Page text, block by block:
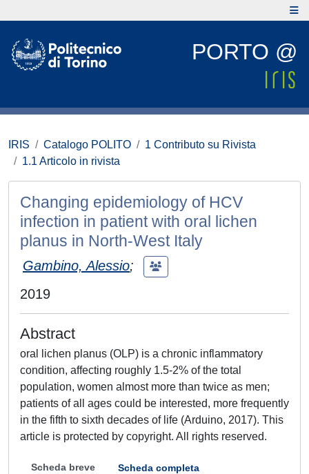
PORTO @
IRIS Catalogo POLITO
1 Contributo su Rivista
1.1 Articolo in rivista
Changing epidemiology of HCV
infection in patient with oral lichen
planus in North-West Italy
Gambino, Alessio;
2019
Abstract
oral lichen planus (OLP) is a chronic inflammatory
condition, affecting roughly 1.5-2% of the total
population, women almost more than twice as men;
patients of all ages could be interested, more frequently
in the fifth to sixth decades of life (Arduino, 2017). This
article is protected by copyright. All rights reserved.
Scheda breve Scheda completa